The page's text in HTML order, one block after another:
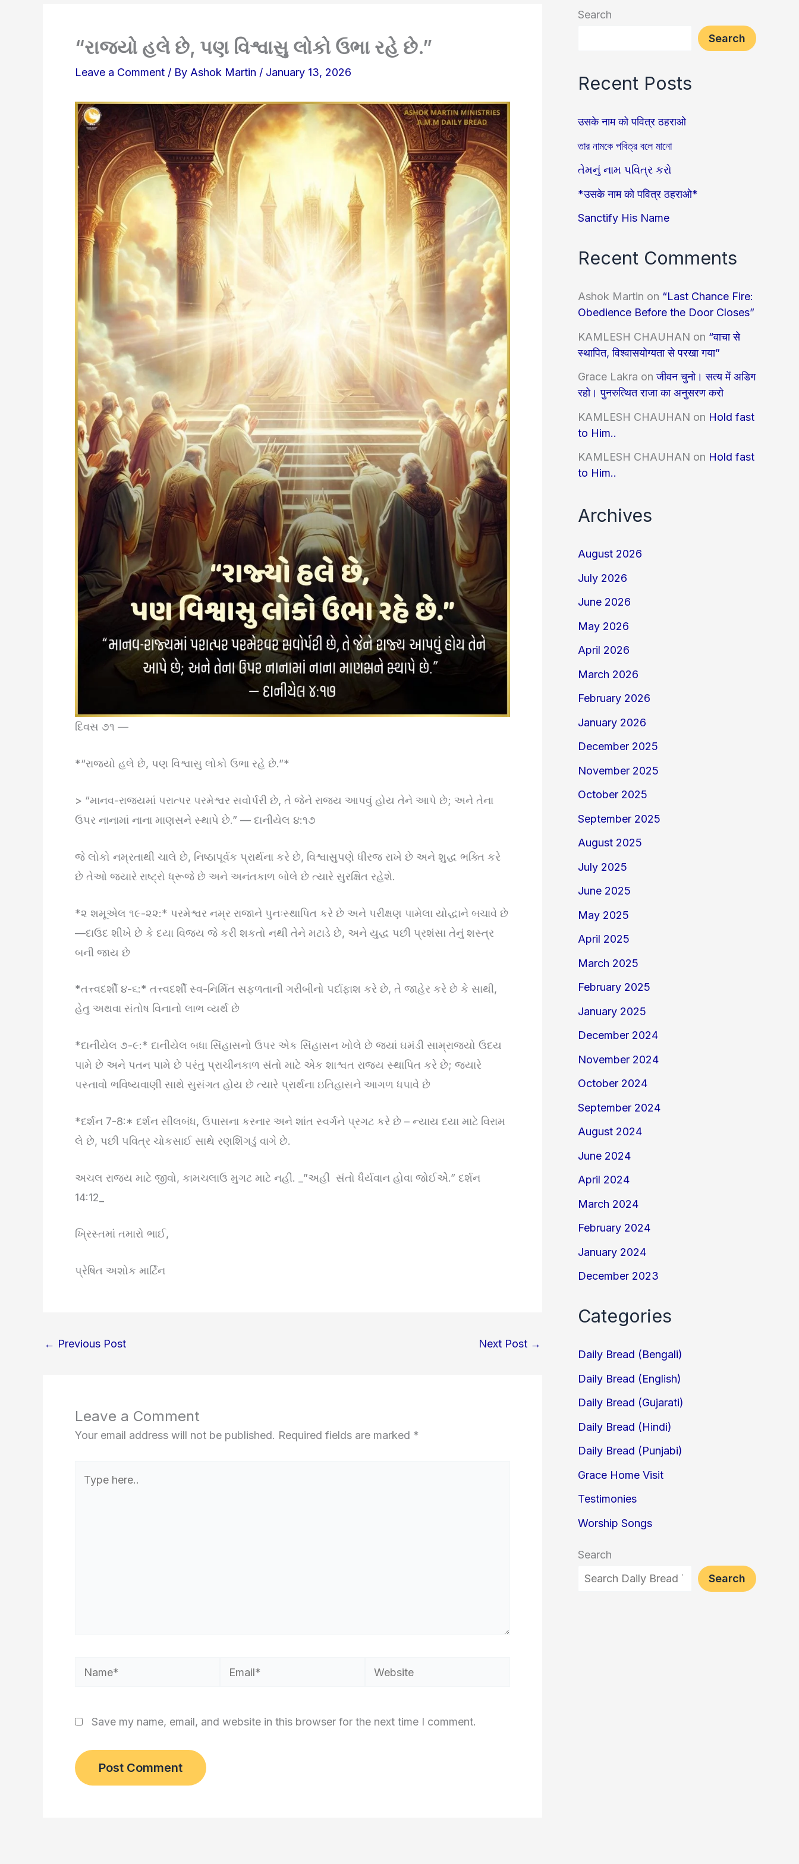
“રાજ્યો હલે છે, પણ વિશ્વાસુ લોકો ઉભા રહે છે.”
Leave a Comment / By Ashok Martin / January 13, 2026
દિવસ ૭૧ —
*“રાજ્યો હલે છે, પણ વિશ્વાસુ લોકો ઉભા રહે છે.”*
> “માનવ-રાજ્યમાં પરાત્પર પરમેશ્વર સવોર્પરી છે, તે જેને રાજ્ય આપવું હોય તેને આપે છે; અને તેના
ઉપર નાનામાં નાના માણસને સ્થાપે છે.” — દાનીયેલ ૪:૧૭
જે લોકો નમ્રતાથી ચાલે છે, નિષ્ઠાપૂર્વક પ્રાર્થના કરે છે, વિશ્વાસુપણે ધીરજ રાખે છે અને શુદ્ધ ભક્તિ કરે
છે તેઓ જ્યારે રાષ્ટ્રો ધ્રૂજે છે અને અનંતકાળ બોલે છે ત્યારે સુરક્ષિત રહેશે.
*૨ શમૂએલ ૧૯-૨૨:* પરમેશ્વર નમ્ર રાજાને પુનઃસ્થાપિત કરે છે અને પરીક્ષણ પામેલા યોદ્ધાને બચાવે છે
—દાઉદ શીખે છે કે દયા વિજય જે કરી શકતો નથી તેને મટાડે છે, અને યુદ્ધ પછી પ્રશંસા તેનું શસ્ત્ર
બની જાય છે
*તત્ત્વદર્શી ૪-૬:* તત્ત્વદર્શી સ્વ-નિર્મિત સફળતાની ગરીબીનો પર્દાફાશ કરે છે, તે જાહેર કરે છે કે સાથી,
હેતુ અથવા સંતોષ વિનાનો લાભ વ્યર્થ છે
*દાનીયેલ ૭-૯:* દાનીયેલ બધા સિંહાસનો ઉપર એક સિંહાસન ખોલે છે જ્યાં ઘમંડી સામ્રાજ્યો ઉદય
પામે છે અને પતન પામે છે પરંતુ પ્રાચીનકાળ સંતો માટે એક શાશ્વત રાજ્ય સ્થાપિત કરે છે; જ્યારે
પસ્તાવો ભવિષ્યવાણી સાથે સુસંગત હોય છે ત્યારે પ્રાર્થના ઇતિહાસને આગળ ધપાવે છે
*દર્શન 7-8:* દર્શન સીલબંધ, ઉપાસના કરનાર અને શાંત સ્વર્ગને પ્રગટ કરે છે – ન્યાય દયા માટે વિરામ
લે છે, પછી પવિત્ર ચોકસાઈ સાથે રણશિંગડું વાગે છે.
અચલ રાજ્ય માટે જીવો, કામચલાઉ મુગટ માટે નહીં. _”અહીં સંતો ધૈર્યવાન હોવા જોઈએે.” દર્શન
14:12_
ખ્રિસ્તમાં તમારો ભાઈ,
પ્રેષિત અશોક માર્ટિન
← Previous Post Next Post →
Leave a Comment
Your email address will not be published. Required fields are marked *
here..
Name* Email* Website
Save my name, email, and website in this browser for the next time I comment.
Search
Search
Recent Posts
उसके नाम को पवित्र ठहराओ
তার নামকে পবিত্র বলে মানো
તેમનું નામ પવિત્ર કરો
*उसके नाम को पवित्र ठहराओ*
Sanctify His Name
Recent Comments
Ashok Martin on “Last Chance Fire:
Obedience Before the Door Closes”
KAMLESH CHAUHAN on “वाचा से
स्थापित, विश्वासयोग्यता से परखा गया”
Grace Lakra onजीवन चुनो। सत्य में अडिग
रहो। पुनरुत्थित राजा का अनुसरण करो
KAMLESH CHAUHAN on Hold fast
to Him..
KAMLESH CHAUHAN on Hold fast
to Him..
Archives
August 2026
July 2026
June 2026
May 2026
April 2026
March 2026
February 2026
January 2026
December 2025
November 2025
October 2025
September 2025
August 2025
July 2025
June 2025
May 2025
April 2025
March 2025
February 2025
January 2025
December 2024
November 2024
October 2024
September 2024
August 2024
June 2024
April 2024
March 2024
February 2024
January 2024
December 2023
Categories
Daily Bread (Bengali)
Daily Bread (English)
Daily Bread (Gujarati)
Daily Bread (Hindi)
Daily Bread (Punjabi)
Grace Home Visit
Testimonies
Worship Songs
Search
Search